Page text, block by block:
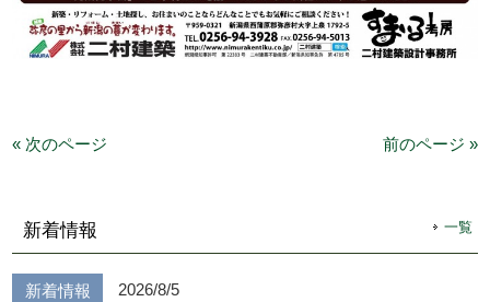
« 次のページ 前のページ »
新着情報 一覧
新着情報 2026/8/5